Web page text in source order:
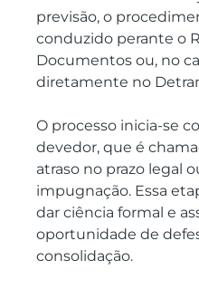
previsão, o
conduzido perante o
Documentos ou, no
diretamente no
O processo inicia-se
devedor, que é
atraso no prazo legal
impugnação. Essa
dar ciência formal e
oportunidade de
consolidação.